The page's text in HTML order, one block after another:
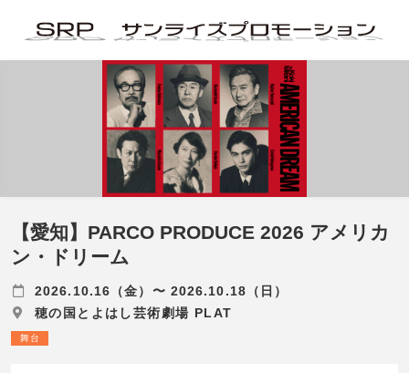
【愛知】PARCO PRODUCE 2026 アメリカ
ン・ドリーム
2026.10.16（金）〜 2026.10.18（日）
穂の国とよはし芸術劇場 PLAT
舞台